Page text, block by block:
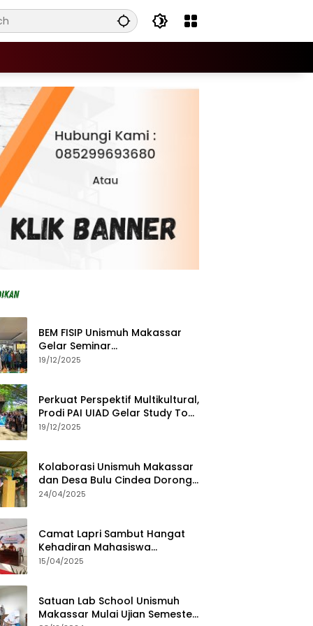
BEM FISIP Unismuh Makassar
Gelar Seminar
Keperempuanan, Bahas
19/12/2025
Perkuat Perspektif Multikultural,
Prodi PAI UIAD Gelar Study Tour
ke Kajang
19/12/2025
Kolaborasi Unismuh Makassar
dan Desa Bulu Cindea Dorong
Sentra Garam Industri
24/04/2025
Camat Lapri Sambut Hangat
Kehadiran Mahasiswa
PoltekMu
15/04/2025
Satuan Lab School Unismuh
Makassar Mulai Ujian Semester,